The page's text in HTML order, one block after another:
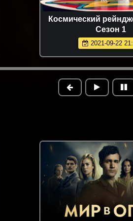
Космический
Сезон 1
2021-09-22